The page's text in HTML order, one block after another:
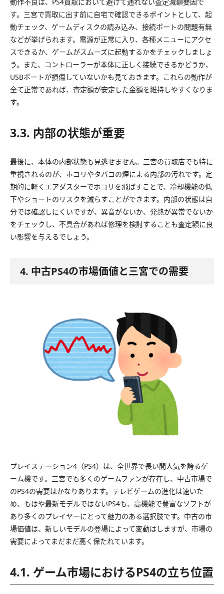
す。三宮で買取に出す前に自宅で確認できるポイントとして、起
動チェック、ゲームディスクの読み込み、接続ポートの問題有無
などが挙げられます。電源が正常に入り、各種メニューにアクセ
スできるか、ゲームがスムーズに起動するかをチェックしましょ
う。また、コントローラーが本体に正しく接続できるかどうか、
USBポートが損傷していないかも見ておきます。これらの動作が
全て正常であれば、査定額が安定した金額を維持しやすくなりま
す。
3.3. 内部の状態が重要
最後に、本体の内部状態も見逃せません。三宮の買取店でも特に
重視されるのが、ホコリやタバコの煙による内部の汚れです。定
期的に軽くエアダスターでホコリを飛ばすことで、冷却機能の低
下やショートのリスクを減らすことができます。内部の状態は自
分では確認しにくいですが、異音がないか、発熱が異常でないか
をチェックし、不具合があれば修理を検討することも査定額に良
い影響を与えるでしょう。
4. 中古PS4の市場価値と三宮での需要
プレイステーション4（PS4）は、全世界で長い間人気を誇るゲ
ーム機です。三宮でも多くのゲームファンが存在し、中古市場で
のPS4の需要はかなりあります。テレビゲームの進化は速いた
め、もはや最新モデルではないPS4も、高機能で豊富なソフトが
あり多くのプレイヤーにとって魅力のある選択肢です。中古の市
場価値は、新しいモデルの登場によって変動はしますが、市場の
需要によってまだまだ高く保たれています。
4.1. ゲーム市場におけるPS4の立ち位置